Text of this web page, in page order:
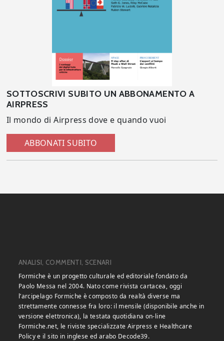
SOTTOSCRIVI SUBITO UN ABBONAMENTO A
AIRPRESS
Il mondo di Airpress dove e quando vuoi
ABBONATI SUBITO
ANALISI, COMMENTI, SCENARI
Formiche è un progetto culturale ed editoriale fondato da
Paolo Messa nel 2004. Nato come rivista cartacea, oggi
l’arcipelago Formiche è composto da realtà diverse ma
strettamente connesse fra loro: il mensile (disponibile anche in
versione elettronica), la testata quotidiana on-line
Formiche.net, le riviste specializzate Airpress e Healthcare
Policy e il sito in inglese ed arabo Decode39.